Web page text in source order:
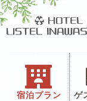
宿泊プラン ゲ